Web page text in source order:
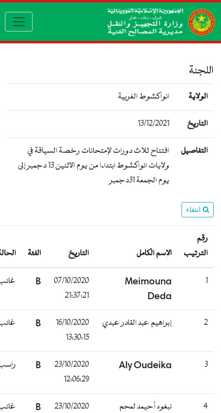
الولاية انواكشوط الغربية
التاريخ 13/12/2021
التفاصيل
افتتاح ثلاث دورات لإمتحانات رخصة السياقة في
ولايات انواكشوط ابتداءا من يوم الاثنين 13 دجمبر إلى
يوم الجمعة 31دجمبر
انتقاء
رقم
الترتيب
الإسم الكامل التاريخ الفئة الحالة
Meimouna
Deda
07/10/2020
21:37:21
غائب
إبراهيم عبد القادر عبدي
16/10/2020
13:30:15
غائب
Aly Oudeika
23/10/2020
12:06:29
راسب
نبغوه أحيمد لمحم
23/10/2020
غائب